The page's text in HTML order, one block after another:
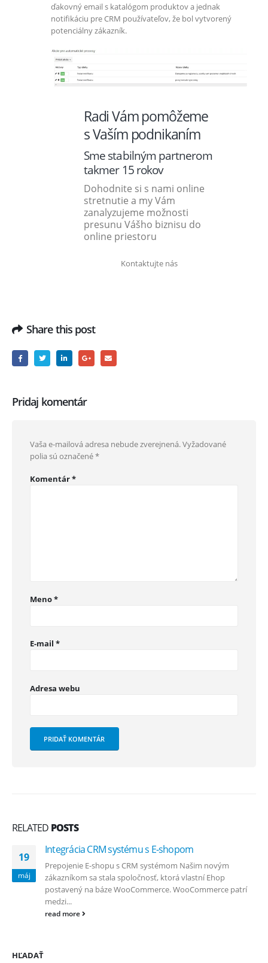
ďakovný email s katalógom produktov a jednak
notifikáciu pre CRM používateľov, že bol vytvorený
potenciálny zákazník.
Radi Vám pomôžeme
s Vaším podnikaním
Sme stabilným partnerom
takmer 15 rokov
Dohodnite si s nami online
stretnutie a my Vám
zanalyzujeme možnosti
presunu Vášho biznisu do
online priestoru
Kontaktujte nás
Share this post
Pridaj komentár
Vaša e-mailová adresa nebude zverejnená.Vyžadované
polia sú označené*
Komentár*
Meno*
E-mail *
Adresa webu
RELATED POSTS
19
máj
Integrácia CRM systému s E-shopom
Prepojenie E-shopu s CRM systémom Našim novým
zákazníkom sa stala spoločnosť, ktorá vlastní Ehop
postavený na báze WooCommerce. WooCommerce patrí
medzi...
read more
HĽADAŤ